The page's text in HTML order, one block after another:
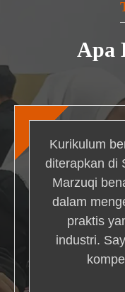
Apa
Kurikulum
diterapkan di
Marzuqi
dalam
praktis
industri.